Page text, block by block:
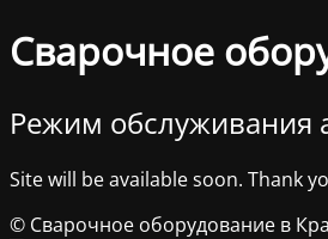
Сварочное
Режим обслуживания
Site will be available soon. Thank
© Сварочное оборудование в